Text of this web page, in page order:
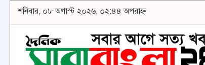
শনিবার, ০৮ অগাস্ট ২০২৬, ০২:৪৪ অপরাহ্ন